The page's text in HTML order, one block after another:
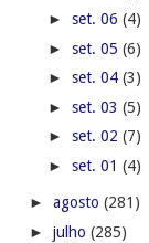
► set. 06 (4)
► set. 05 (6)
► set. 04 (3)
► set. 03 (5)
► set. 02 (7)
► set. 01 (4)
► agosto (281)
► julho (285)